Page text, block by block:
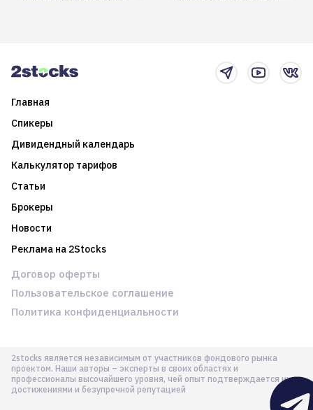
Главная
Спикеры
Дивидендный календарь
Калькулятор тарифов
Статьи
Брокеры
Новости
Реклама на 2Stocks
2stocks является независимым от участников фондового рынка
проектом. Наши авторы – эксперты в своих областях и
профессионалы высочайшего уровня, чей опыт подтверждается их
достижениями и безупречной репутацией
Договор оферты
Пользовательское соглашение
Политика конфиденциальности